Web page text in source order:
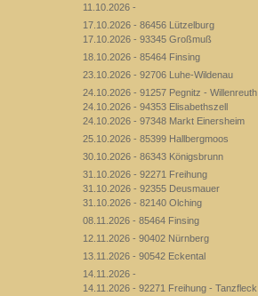
11.10.2026 -
17.10.2026 - 86456 Lützelburg
17.10.2026 - 93345 Großmuß
18.10.2026 - 85464 Finsing
23.10.2026 - 92706 Luhe-Wildenau
24.10.2026 - 91257 Pegnitz - Willenreuth
24.10.2026 - 94353 Elisabethszell
24.10.2026 - 97348 Markt Einersheim
25.10.2026 - 85399 Hallbergmoos
30.10.2026 - 86343 Königsbrunn
31.10.2026 - 92271 Freihung
31.10.2026 - 92355 Deusmauer
31.10.2026 - 82140 Olching
08.11.2026 - 85464 Finsing
12.11.2026 - 90402 Nürnberg
13.11.2026 - 90542 Eckental
14.11.2026 -
14.11.2026 - 92271 Freihung - Tanzfleck